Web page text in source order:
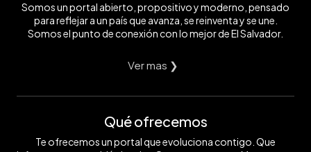
Somos un portal abierto, propositivo y moderno, pensado
para reflejar a un país que avanza, se reinventa y se une.
Somos el punto de conexión con lo mejor de El Salvador.
Ver mas ❯
Qué ofrecemos
Te ofrecemos un portal que evoluciona contigo. Que